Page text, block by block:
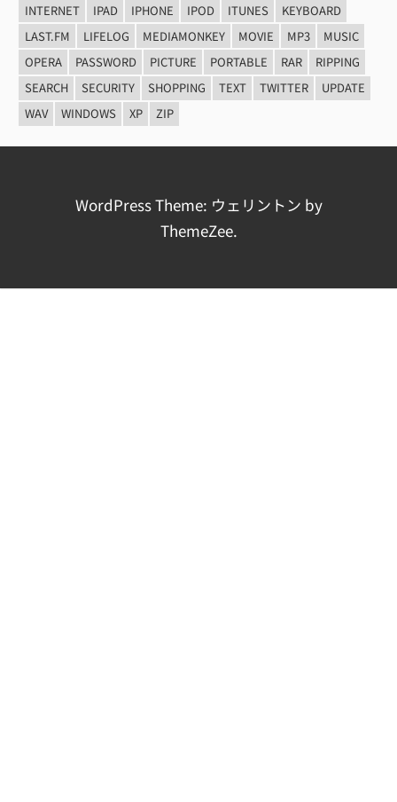
INTERNET
IPAD IPHONE IPOD ITUNES
KEYBOARD
LAST.FM
LIFELOG MEDIAMONKEY MOVIE MP3
MUSIC
OPERA
PASSWORD PICTURE PORTABLE RAR
RIPPING
SEARCH
SECURITY SHOPPING TEXT TWITTER
UPDATE
WAV
WINDOWS XP ZIP
WordPress Theme: ウェリントン by
ThemeZee.